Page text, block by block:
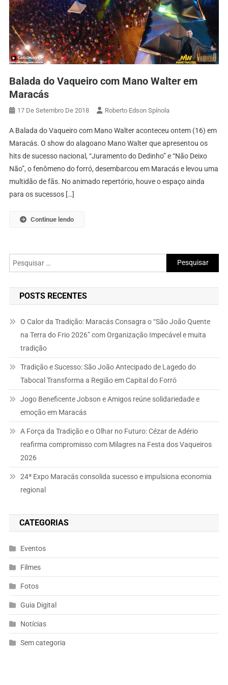
Balada do Vaqueiro com Mano Walter em
Maracás
17 De Setembro De 2018 Roberto Edson Spínola
A Balada do Vaqueiro com Mano Walter aconteceu ontem (16) em
Maracás. O show do alagoano Mano Walter que apresentou os
hits de sucesso nacional, “Juramento do Dedinho” e “Não Deixo
Não”, o fenômeno do forró, desembarcou em Maracás e levou uma
multidão de fãs. No animado repertório, houve o espaço ainda
para os sucessos […]
Continue lendo
Pesquisar
por:
POSTS RECENTES
O Calor da Tradição: Maracás Consagra o “São João Quente
na Terra do Frio 2026” com Organização Impecável e muita
tradição
Tradição e Sucesso: São João Antecipado de Lagedo do
Tabocal Transforma a Região em Capital do Forró
Jogo Beneficente Jobson e Amigos reúne solidariedade e
emoção em Maracás
A Força da Tradição e o Olhar no Futuro: Cézar de Adério
reafirma compromisso com Milagres na Festa dos Vaqueiros
2026
24ª Expo Maracás consolida sucesso e impulsiona economia
regional
CATEGORIAS
Eventos
Filmes
Fotos
Guia Digital
Notícias
Sem categoria